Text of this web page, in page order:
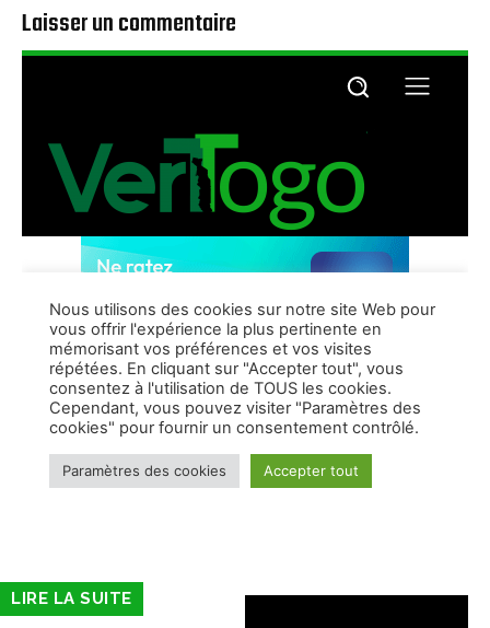
Laisser un commentaire
LIRE LA SUITE